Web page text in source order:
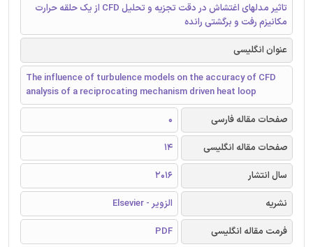
تاثیر مدلهای اغتشاش در دقت تجزیه و تحلیل CFD از یک حلقه حرارت
مکانیزم رفت و برگشتی رانده
عنوان انگلیسی
The influence of turbulence models on the accuracy of CFD
analysis of a reciprocating mechanism driven heat loop
صفحات مقاله فارسی
0
صفحات مقاله انگلیسی
14
سال انتشار
2016
نشریه
الزویر - Elsevier
فرمت مقاله انگلیسی
PDF